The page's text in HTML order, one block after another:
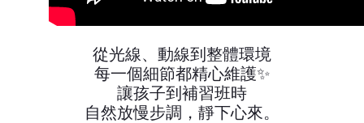
從光線、動線到整體環境
每一個細節都精心維護✨
讓孩子到補習班時
自然放慢步調，靜下心來。